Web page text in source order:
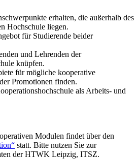
erhalten, die außerhalb des
Hochschule liegen.
für Studierende beider
und Lehrenden der
knüpfen.
für mögliche kooperative
Promotionen finden.
als Arbeits- und
Modulen findet über den
statt. Bitte nutzen Sie zur
der HTWK Leipzig, ITSZ.